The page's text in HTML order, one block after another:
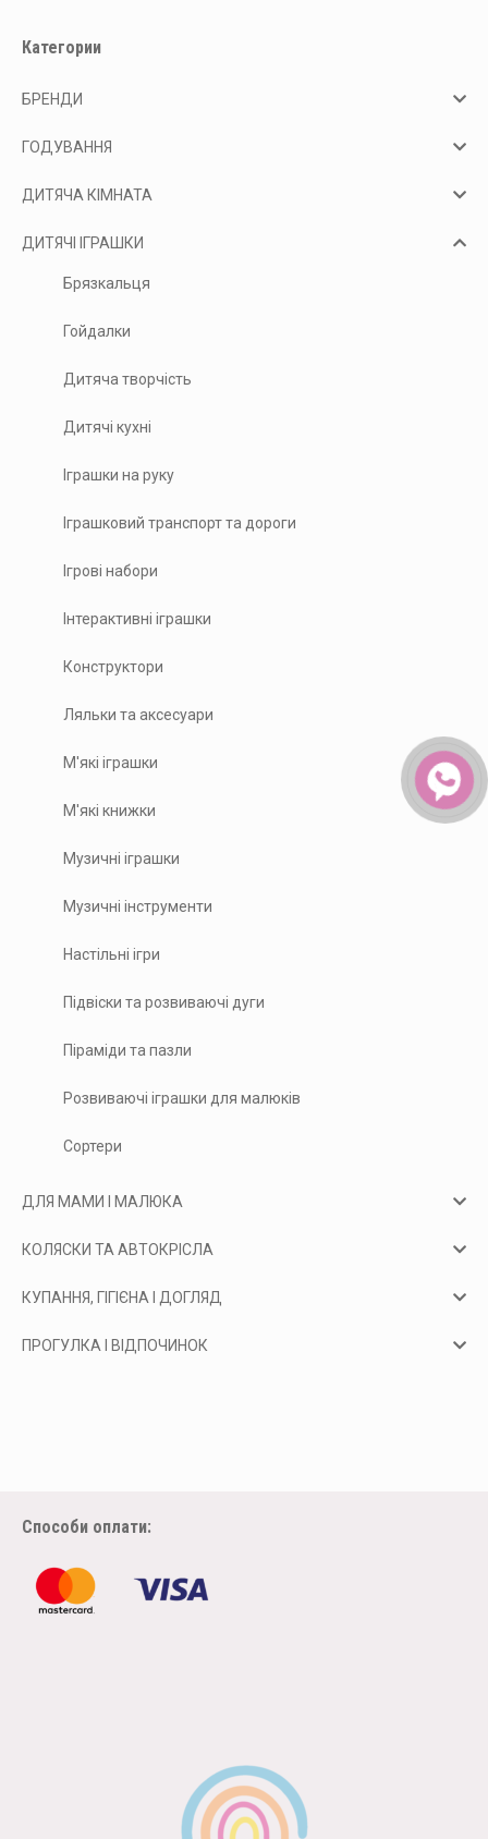
Категории
БРЕНДИ
ГОДУВАННЯ
ДИТЯЧА КІМНАТА
ДИТЯЧІ ІГРАШКИ
Брязкальця
Гойдалки
Дитяча творчість
Дитячі кухні
Іграшки на руку
Іграшковий транспорт та дороги
Ігрові набори
Інтерактивні іграшки
Конструктори
Ляльки та аксесуари
М'які іграшки
М'які книжки
Музичні іграшки
Музичні інструменти
Настільні ігри
Підвіски та розвиваючі дуги
Піраміди та пазли
Розвиваючі іграшки для малюків
Сортери
ДЛЯ МАМИ І МАЛЮКА
КОЛЯСКИ ТА АВТОКРІСЛА
КУПАННЯ, ГІГІЄНА І ДОГЛЯД
ПРОГУЛКА І ВІДПОЧИНОК
Способи оплати: